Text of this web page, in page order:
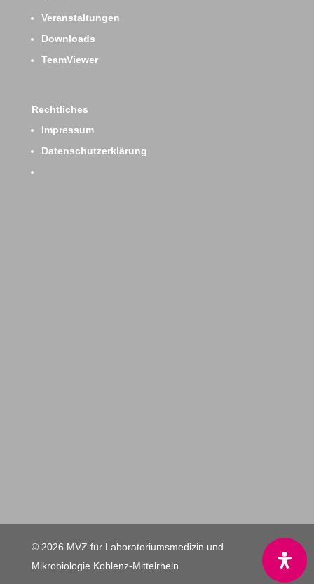
Veranstaltungen
Downloads
TeamViewer
Rechtliches
Impressum
Datenschutzerklärung
© 2026 MVZ für Laboratoriumsmedizin und
Mikrobiologie Koblenz-Mittelrhein